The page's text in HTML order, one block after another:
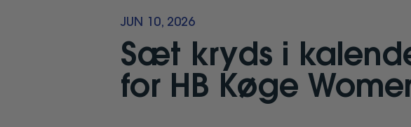
JUN 10, 2026
Sæt kryds i
for HB Køge